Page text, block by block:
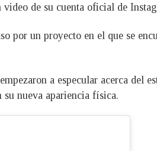
de su cuenta oficial de
por un proyecto en el que se
a especular acerca del
su nueva apariencia física.